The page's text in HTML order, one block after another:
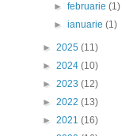
►februarie(1)
►ianuarie(1)
► 2025 (11)
► 2024 (10)
► 2023 (12)
► 2022 (13)
► 2021 (16)